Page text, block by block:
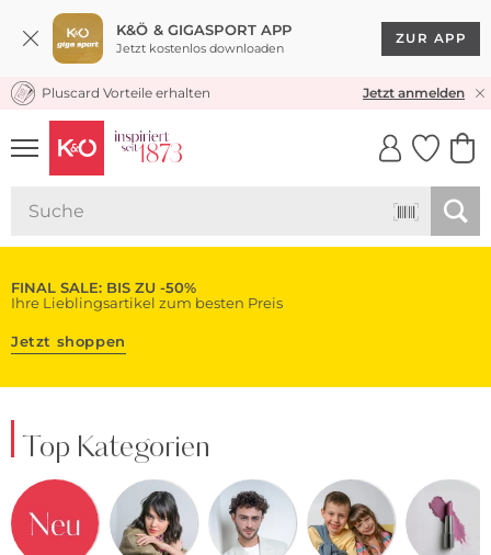
K&Ö & GIGASPORT APP
Jetzt kostenlos downloaden
ZUR APP
KOSTENLOSER VERSAND* & RÜCKVERSAND
Pluscard Vorteile erhalten Jetzt anmelden
UNSERE APP
CLICK &
FINAL SALE: BIS ZU -50%
Ihre Lieblingsartikel zum besten Preis
Jetzt shoppen
Top Kategorien